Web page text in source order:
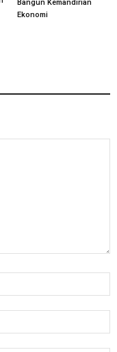
Bangun Kemandirian
Ekonomi